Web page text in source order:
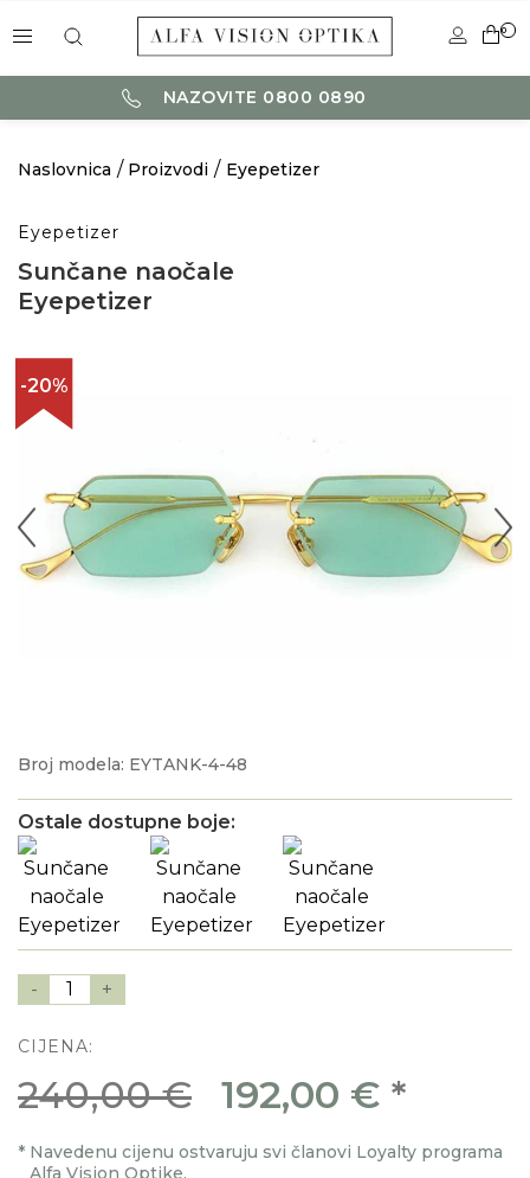
0
NAZOVITE 0800 0890
Naslovnica Proizvodi Eyepetizer
Eyepetizer
Sunčane naočale
Eyepetizer
-20%
Broj modela: EYTANK-4-48
Ostale dostupne boje:
- 1 +
CIJENA:
240,00 € 192,00 € *
* Navedenu cijenu ostvaruju svi članovi Loyalty programa
Alfa Vision Optike.